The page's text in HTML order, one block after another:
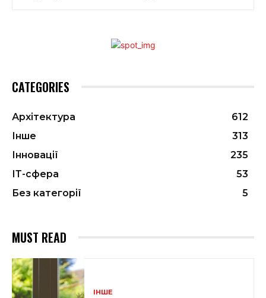
CATEGORIES
Архітектура
612
Інше
313
Інновації
235
ІТ-сфера
53
Без категорії
5
MUST READ
ІНШЕ